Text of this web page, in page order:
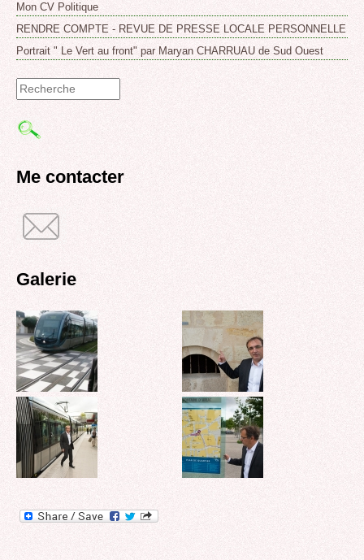
Mon CV Politique
RENDRE COMPTE - REVUE DE PRESSE LOCALE PERSONNELLE
Portrait " Le Vert au front" par Maryan CHARRUAU de Sud Ouest
de
Me contacter
Galerie